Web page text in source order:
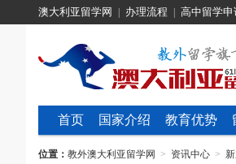
澳大利亚留学网 办理流程 高中留学申
首页 国家介绍 教育优势
位置： 教外澳大利亚留学网 > 资讯中心 >